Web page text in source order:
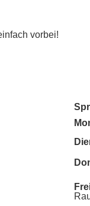
vorbei!